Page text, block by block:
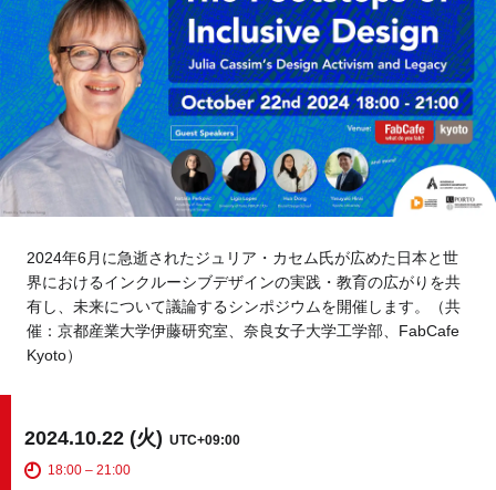
Nagoya Kyoto
Osaka Hida
Chiba
Fukushima Taipei
Kuala Lumpur Bangkok
Mexico City
2024年6月に急逝されたジュリア・カセム氏が広めた日本と世
界におけるインクルーシブデザインの実践・教育の広がりを共
有し、未来について議論するシンポジウムを開催します。（共
催：京都産業大学伊藤研究室、奈良女子大学工学部、FabCafe
Kyoto）
2024.10.22 (火) UTC+09:00
18:00 – 21:00